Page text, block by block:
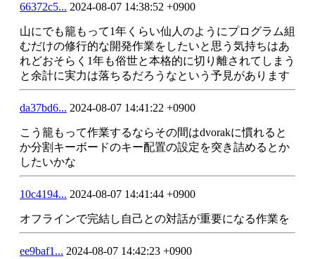
66372c5... 2024-08-07 14:38:52 +0900
山にでも籠もって1年くらい仙人のようにプログラム組
むだけの修行的な開発作業をしたいと思う気持ちはあ
れどおそらく1年も俗世と本格的に切り離されてしまう
と余計に実力は落ちるだろうなという予見があります
da37bd6... 2024-08-07 14:41:22 +0900
こう籠もって作業するならその間はdvorakに慣れると
か分割キーボードのキー配置の設定を突き詰めるとか
したいかな
10c4194... 2024-08-07 14:41:44 +0900
オフラインで完結し自己との対話が重要になる作業を
ee9baf1... 2024-08-07 14:42:23 +0900